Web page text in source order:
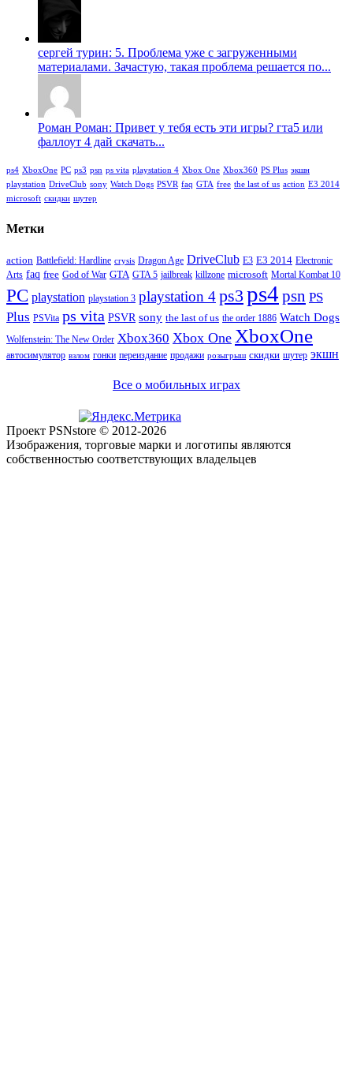
сергей турин: 5. Проблема уже с загруженными
материалами. Зачастую, такая проблема решается по...
Роман Роман: Привет у тебя есть эти игры? гта5 или
фаллоут 4 дай скачать...
ps4 XboxOne PC ps3 psn ps vita playstation 4 Xbox One Xbox360 PS Plus экшн
playstation DriveClub sony Watch Dogs PSVR faq GTA free the last of us action E3 2014
microsoft скидки шутер
Метки
action Battlefield: Hardline crysis Dragon Age DriveClub E3 E3 2014 Electronic
Arts faq free God of War GTA GTA 5 jailbreak killzone microsoft Mortal Kombat 10
PC playstation playstation 3 playstation 4ps3 ps4 psn PS
Plus PSVita ps vita PSVR sony the last of us the order 1886 Watch Dogs
Wolfenstein: The New Order Xbox360 Xbox One XboxOne
автосимулятор взлом гонки переиздание продажи розыгрыш скидки шутер экшн
Все о мобильных играх
Проект PSNstore © 2012-2026
Изображения, торговые марки и логотипы являются
собственностью соответствующих владельцев